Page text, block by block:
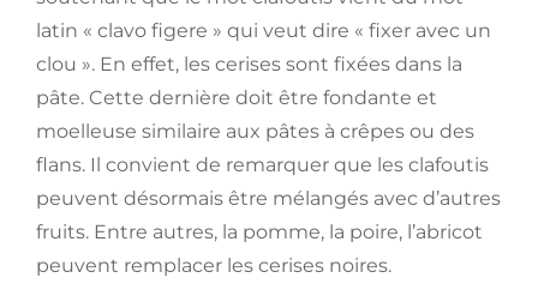
latin « clavo figere » qui veut dire « fixer avec un
clou ». En effet, les cerises sont fixées dans la
pâte. Cette dernière doit être fondante et
moelleuse similaire aux pâtes à crêpes ou des
flans. Il convient de remarquer que les clafoutis
peuvent désormais être mélangés avec d’autres
fruits. Entre autres, la pomme, la poire, l’abricot
peuvent remplacer les cerises noires.